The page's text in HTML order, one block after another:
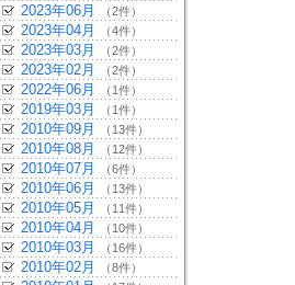
2023年06月 （2件）
2023年04月 （4件）
2023年03月 （2件）
2023年02月 （2件）
2022年06月 （1件）
2019年03月 （1件）
2010年09月 （13件）
2010年08月 （12件）
2010年07月 （6件）
2010年06月 （13件）
2010年05月 （11件）
2010年04月 （10件）
2010年03月 （16件）
2010年02月 （8件）